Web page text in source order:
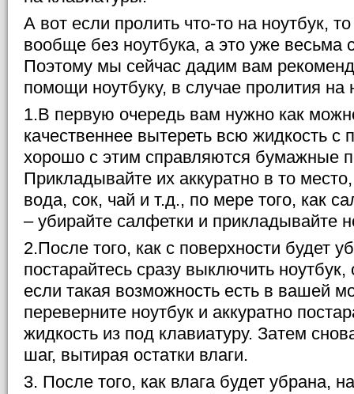
А вот если пролить что-то на ноутбук,
вообще без ноутбука, а это уже весьма
Поэтому мы сейчас дадим вам
помощи ноутбуку, в случае пролития
1.В первую очередь вам нужно как
качественнее вытереть всю жидкость с
хорошо с этим справляются бумажные
Прикладывайте их аккуратно в то
вода, сок, чай и т.д., по мере того, как
– убирайте салфетки и прикладывайте
2.После того, как с поверхности будет
постарайтесь сразу выключить
если такая возможность есть в вашей
переверните ноутбук и аккуратно
жидкость из под клавиатуру. Затем
шаг, вытирая остатки влаги.
3. После того, как влага будет убрана,